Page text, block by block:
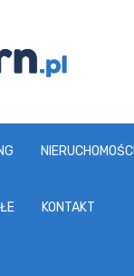
NIERUCHOMOŚCI
KONTAKT